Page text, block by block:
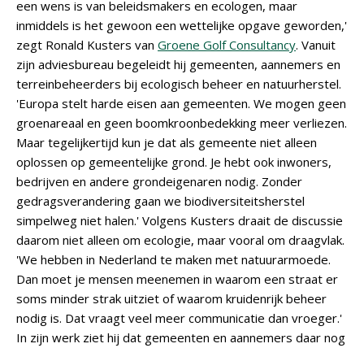
een wens is van beleidsmakers en ecologen, maar
inmiddels is het gewoon een wettelijke opgave geworden,'
zegt Ronald Kusters van Groene Golf Consultancy. Vanuit
zijn adviesbureau begeleidt hij gemeenten, aannemers en
terreinbeheerders bij ecologisch beheer en natuurherstel.
'Europa stelt harde eisen aan gemeenten. We mogen geen
groenareaal en geen boomkroonbedekking meer verliezen.
Maar tegelijkertijd kun je dat als gemeente niet alleen
oplossen op gemeentelijke grond. Je hebt ook inwoners,
bedrijven en andere grondeigenaren nodig. Zonder
gedragsverandering gaan we biodiversiteitsherstel
simpelweg niet halen.' Volgens Kusters draait de discussie
daarom niet alleen om ecologie, maar vooral om draagvlak.
'We hebben in Nederland te maken met natuurarmoede.
Dan moet je mensen meenemen in waarom een straat er
soms minder strak uitziet of waarom kruidenrijk beheer
nodig is. Dat vraagt veel meer communicatie dan vroeger.'
In zijn werk ziet hij dat gemeenten en aannemers daar nog